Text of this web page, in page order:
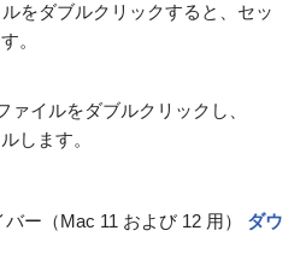
をダブルクリックすると、セッ
。
イルをダブルクリックし、
します。
ー（Mac 11 および 12 用） ダウ